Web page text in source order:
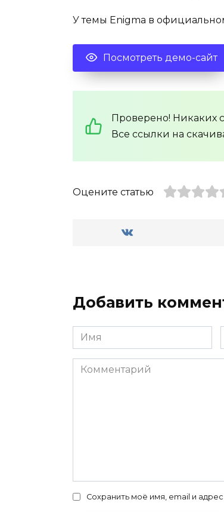
У темы Enigma в
Посмотреть демо-сайт
Проверено! Никаких
Все ссылки на
Оцените статью
Добавить
Имя
*
*
Комментарий
Сохранить моё имя, email и